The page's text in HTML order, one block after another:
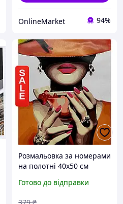
OnlineMarket 94%
Розмальовка за номерами
на полотні 40x50 см
Художня композиція
Готово до відправки